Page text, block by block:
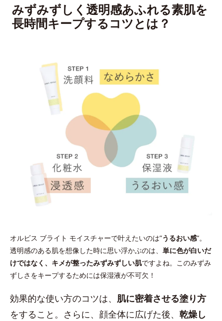
みずみずしく透明感あふれる素肌を
長時間キープするコツとは？
オルビス ブライト モイスチャーで叶えたいのは”うるおい感”。
透明感のある肌を想像した時に思い浮かぶのは、 単に色が白いだ
けではなく、キメが整ったみずみずしい肌ですよね。このみずみ
ずしさをキープするためには保湿液が不可欠！
効果的な使い方のコツは、 肌に密着させる塗り方
をすること。さらに、顔全体に広げた後、 乾燥し